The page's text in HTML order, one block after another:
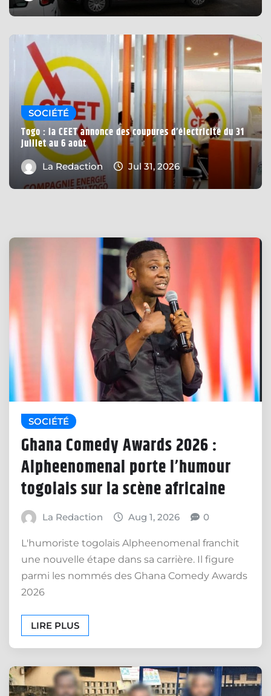
SOCIÉTÉ
Togo : la CEET annonce des coupures d’électricité du 31
juillet au 6 août
La Redaction Jul 31, 2026
SOCIÉTÉ
Ghana Comedy Awards 2026 :
Alpheenomenal porte l’humour
togolais sur la scène africaine
La Redaction Aug 1, 2026 0
L'humoriste togolais Alpheenomenal franchit
une nouvelle étape dans sa carrière. Il figure
parmi les nommés des Ghana Comedy Awards
2026
LIRE PLUS